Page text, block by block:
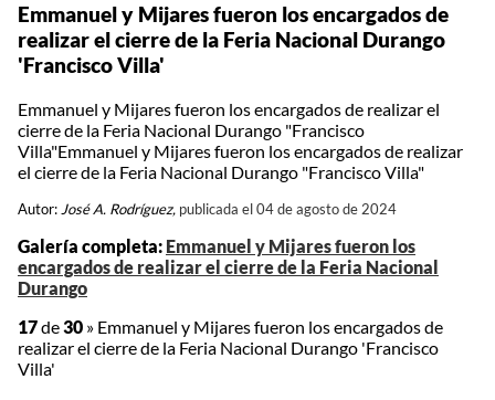
Emmanuel y Mijares fueron los encargados de
realizar el cierre de la Feria Nacional Durango
'Francisco Villa'
Emmanuel y Mijares fueron los encargados de realizar el
cierre de la Feria Nacional Durango "Francisco
Villa"Emmanuel y Mijares fueron los encargados de realizar
el cierre de la Feria Nacional Durango "Francisco Villa"
Autor:José A. Rodríguez, publicada el 04 de agosto de 2024
Galería completa: Emmanuel y Mijares fueron los
encargados de realizar el cierre de la Feria Nacional
Durango
17de30 » Emmanuel y Mijares fueron los encargados de
realizar el cierre de la Feria Nacional Durango 'Francisco
Villa'